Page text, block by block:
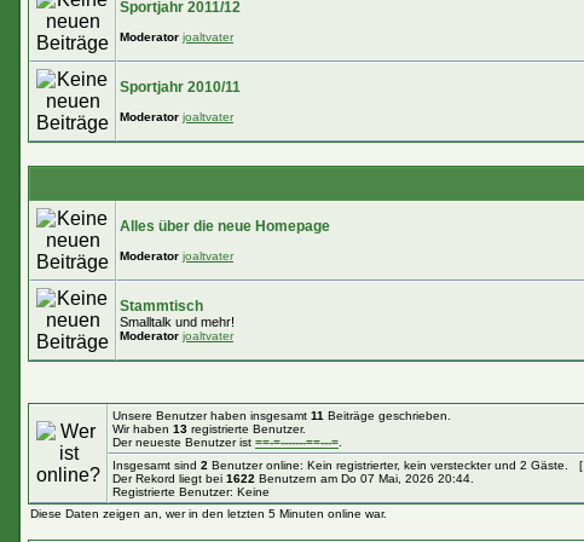
Sportjahr 2011/12
Moderator joaltvater
Sportjahr 2010/11
Moderator joaltvater
Alles über die neue Homepage
Moderator joaltvater
Stammtisch
Smalltalk und mehr!
Moderator joaltvater
Unsere Benutzer haben insgesamt 11 Beiträge geschrieben.
Wir haben 13 registrierte Benutzer.
Der neueste Benutzer ist ==-=-------==---=
Insgesamt sind 2 Benutzer online: Kein registrierter, kein versteckter und 2 Gäste. [
Der Rekord liegt bei 1622 Benutzern am Do 07 Mai, 2026 20:44.
Registrierte Benutzer: Keine
Diese Daten zeigen an, wer in den letzten 5 Minuten online war.